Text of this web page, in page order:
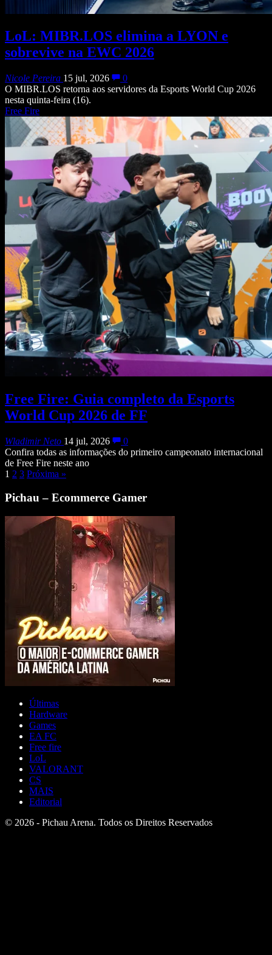
LoL: MIBR.LOS elimina a LYON e
sobrevive na EWC 2026
Nicole Pereira 15 jul, 2026
0
O MIBR.LOS retorna aos servidores da Esports World Cup 2026
nesta quinta-feira (16).
Free Fire
Free Fire: Guia completo da Esports
World Cup 2026 de FF
Wladimir Neto 14 jul, 2026
0
Confira todas as informações do primeiro campeonato internacional
de Free Fire neste ano
1 2 3 Próxima »
Pichau – Ecommerce Gamer
Últimas
Hardware
Games
EA FC
Free fire
LoL
VALORANT
CS
MAIS
Editorial
© 2026 - Pichau Arena. Todos os Direitos Reservados